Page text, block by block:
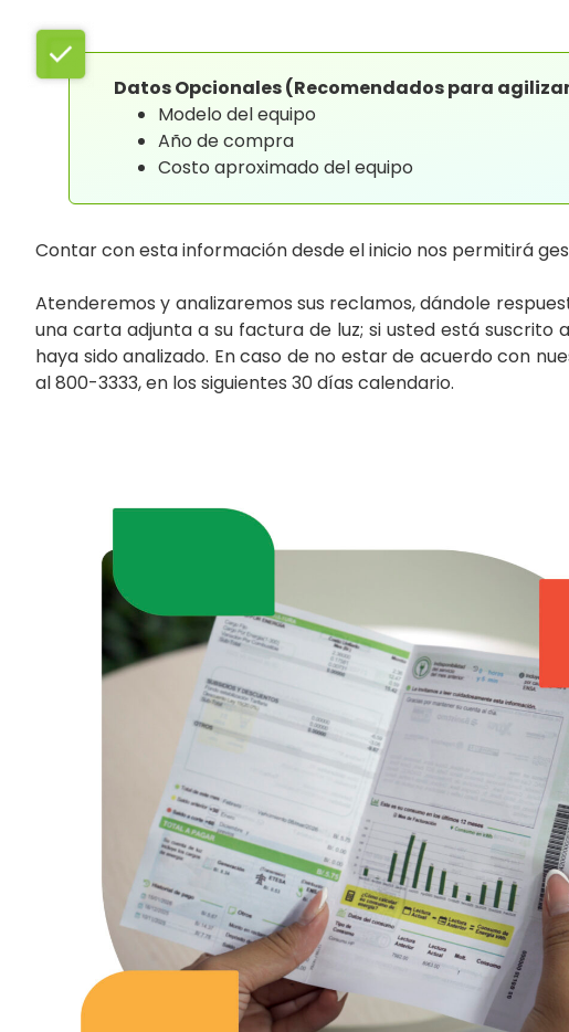
Datos Opcionales (Recomendados para
Modelo del equipo
Año de compra
Costo aproximado del equipo
Contar con esta información desde el inicio nos permitirá
Atenderemos y analizaremos sus reclamos, dándole
una carta adjunta a su factura de luz; si usted está
haya sido analizado. En caso de no estar de acuerdo con
al 800-3333, en los siguientes 30 días calendario.